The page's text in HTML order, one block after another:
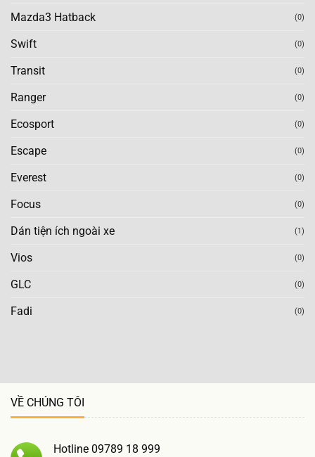
Mazda3 Hatback (0)
Swift (0)
Transit (0)
Ranger (0)
Ecosport (0)
Escape (0)
Everest (0)
Focus (0)
Dán tiện ích ngoài xe (1)
Vios (0)
GLC (0)
Fadi (0)
VỀ CHÚNG TÔI
Hotline 09789 18 999